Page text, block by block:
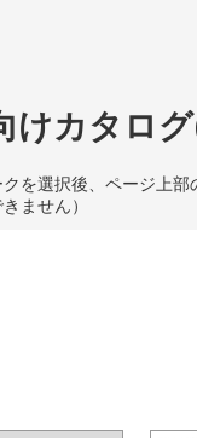
けカタロ
を選択後、ページ上
ません）